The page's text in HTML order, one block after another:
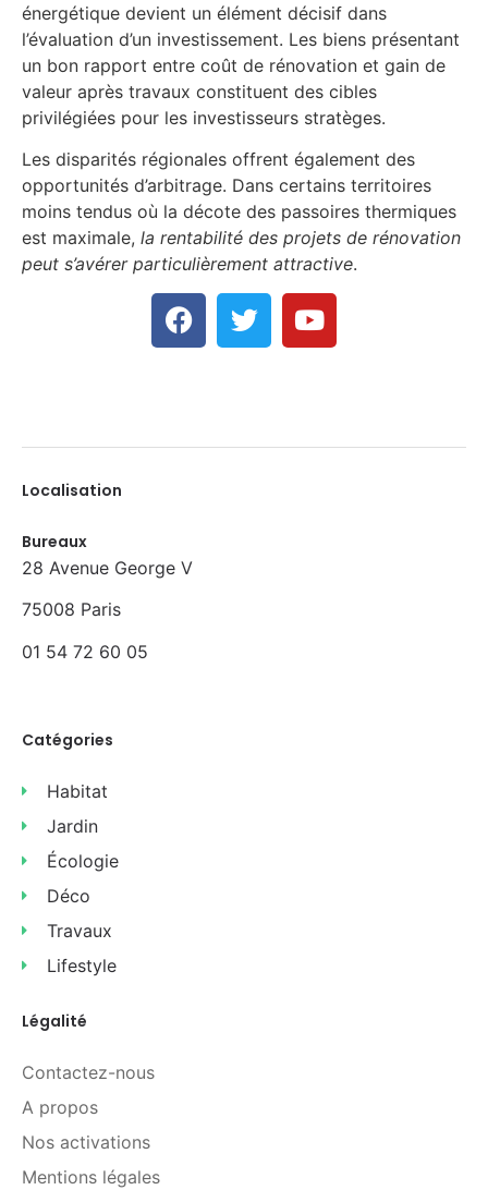
énergétique devient un élément décisif dans
l’évaluation d’un investissement. Les biens présentant
un bon rapport entre coût de rénovation et gain de
valeur après travaux constituent des cibles
privilégiées pour les investisseurs stratèges.
Les disparités régionales offrent également des
opportunités d’arbitrage. Dans certains territoires
moins tendus où la décote des passoires thermiques
est maximale, la rentabilité des projets de rénovation
peut s’avérer particulièrement attractive.
Localisation
Bureaux
28 Avenue George V
75008 Paris
01 54 72 60 05
Catégories
Habitat
Jardin
Écologie
Déco
Travaux
Lifestyle
Légalité
Contactez-nous
A propos
Nos activations
Mentions légales